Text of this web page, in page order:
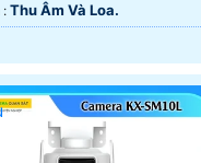
️✤ Ưu Điểm : Thu Âm Và Loa.